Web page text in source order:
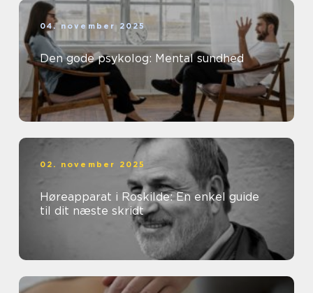
04. november 2025
Den gode psykolog: Mental sundhed
02. november 2025
Høreapparat i Roskilde: En enkel guide
til dit næste skridt